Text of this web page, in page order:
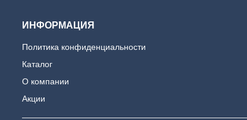
ИНФОРМАЦИЯ
Политика конфиденциальности
Каталог
О компании
Акции